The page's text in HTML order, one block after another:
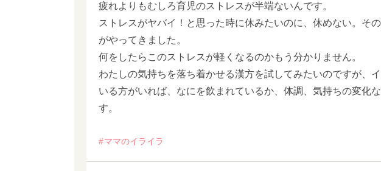
疲れよりもむしろ育児のストレスが半端ないんです。
ストレスがヤバイ！と思った時に休みたいのに、休めない。そ
がやってきました。
何をしたらこのストレスが軽くなるのかもう分かりません。
わたしの気持ちを落ち着かせる漢方を試してみたいのですが、
いる方がいれば、なにを飲まれているか、体調、気持ちの変化
す。
ママのイライラ